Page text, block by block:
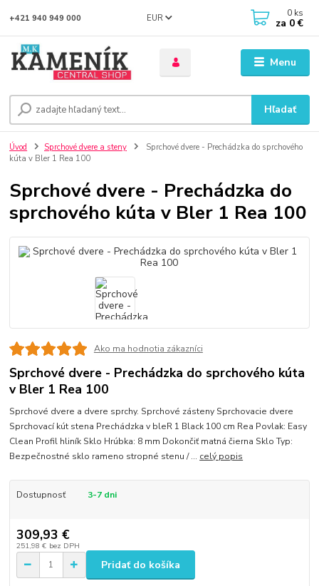
Menu
EUR
Hľadať
+421 940 949 000 0 ks
za 0 €
Úvod Sprchové dvere a steny
Sprchové dvere - Prechádzka do sprchového
kúta v Bler 1 Rea 100
Sprchové dvere - Prechádzka do
sprchového kúta v Bler 1 Rea 100
Ako ma hodnotia zákazníci
Sprchové dvere - Prechádzka do sprchového kúta
v Bler 1 Rea 100
Sprchové dvere a dvere sprchy. Sprchové zásteny Sprchovacie dvere
Sprchovací kút stena Prechádzka v bleR 1 Black 100 cm Rea Povlak: Easy
Clean Profil hliník Sklo Hrúbka: 8 mm Dokončiť matná čierna Sklo Typ:
Bezpečnostné sklo rameno stropné stenu / ... celý popis
Dostupnosť 3-7 dni
309,93 €
251,98 € bez DPH
Pridať do košíka